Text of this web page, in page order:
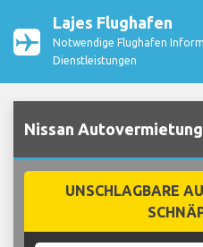
Lajes Flughafen
Notwendige Flughafen
Dienstleistungen
Nissan
UNSCHLAGBARE